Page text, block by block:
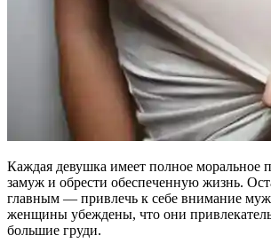
Каждая девушка имеет полное моральное
замуж и обрести обеспеченную жизнь.
главным — привлечь к себе внимание
женщины убеждены, что они
большие груди.